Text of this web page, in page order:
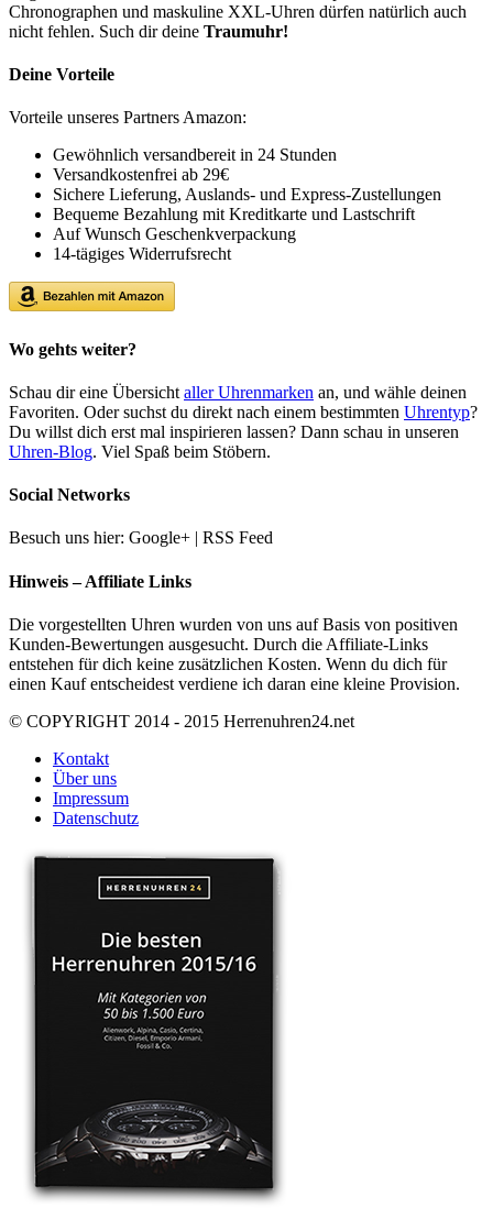
Chronographen und maskuline XXL-Uhren dürfen natürlich auch
nicht fehlen. Such dir deine Traumuhr!
Deine Vorteile
Vorteile unseres Partners Amazon:
Gewöhnlich versandbereit in 24 Stunden
Versandkostenfrei ab 29€
Sichere Lieferung, Auslands- und Express-Zustellungen
Bequeme Bezahlung mit Kreditkarte und Lastschrift
Auf Wunsch Geschenkverpackung
14-tägiges Widerrufsrecht
Wo gehts weiter?
Schau dir eine Übersicht aller Uhrenmarken an, und wähle deinen
Favoriten. Oder suchst du direkt nach einem bestimmten Uhrentyp?
Du willst dich erst mal inspirieren lassen? Dann schau in unseren
Uhren-Blog. Viel Spaß beim Stöbern.
Social Networks
Besuch uns hier: Google+ | RSS Feed
Hinweis – Affiliate Links
Die vorgestellten Uhren wurden von uns auf Basis von positiven
Kunden-Bewertungen ausgesucht. Durch die Affiliate-Links
entstehen für dich keine zusätzlichen Kosten. Wenn du dich für
einen Kauf entscheidest verdiene ich daran eine kleine Provision.
© COPYRIGHT 2014 - 2015 Herrenuhren24.net
Kontakt
Über uns
Impressum
Datenschutz